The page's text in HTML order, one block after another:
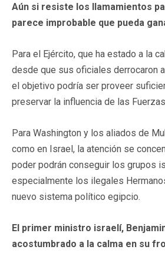
Aún si resiste los llamamientos
parece improbable que pueda
Para el Ejército, que ha estado a la
desde que sus oficiales derrocaron
el objetivo podría ser proveer
preservar la influencia de las
Para Washington y los aliados de
como en Israel, la atención se
poder podrán conseguir los grupos
especialmente los ilegales
nuevo sistema político egipcio.
El primer ministro israelí,
acostumbrado a la calma en su